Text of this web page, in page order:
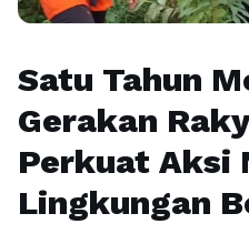
Satu Tahun
Gerakan
Perkuat Aksi
Lingkungan